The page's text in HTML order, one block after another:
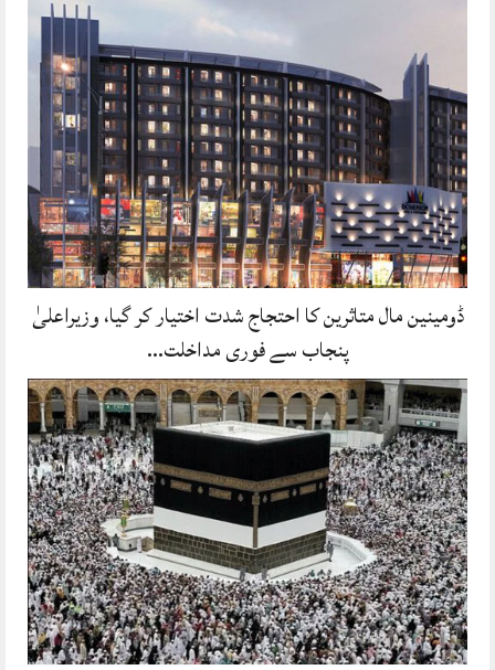
ڈومینین مال متاثرین کا احتجاج شدت اختیار کر گیا، وزیراعلیٰ
پنجاب سے فوری مداخلت…